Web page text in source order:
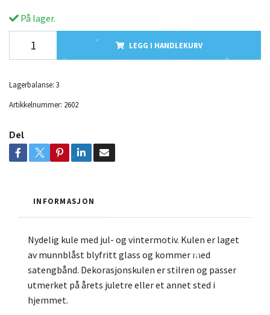
På lager.
LEGG I HANDLEKURV
Lagerbalanse: 3
Artikkelnummer: 2602
Del
INFORMASJON
Nydelig kule med jul- og vintermotiv. Kulen er laget
av munnblåst blyfritt glass og kommer med
satengbånd. Dekorasjonskulen er stilren og passer
utmerket på årets juletre eller et annet sted i
hjemmet.